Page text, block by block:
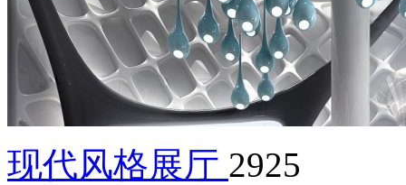
现代风格展厅 2925